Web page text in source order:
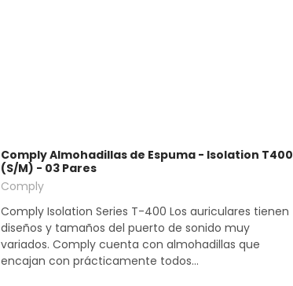
Comply Almohadillas de Espuma - Isolation T400
(S/M) - 03 Pares
Comply
Comply Isolation Series T-400 Los auriculares tienen
diseños y tamaños del puerto de sonido muy
variados. Comply cuenta con almohadillas que
encajan con prácticamente todos...